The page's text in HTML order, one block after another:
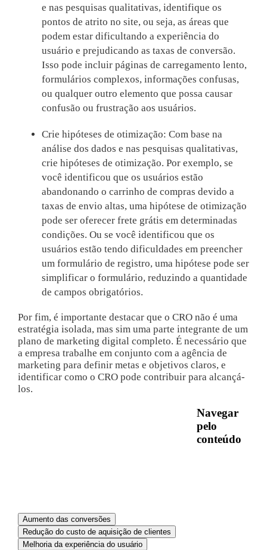
e nas pesquisas qualitativas, identifique os
pontos de atrito no site, ou seja, as áreas que
podem estar dificultando a experiência do
usuário e prejudicando as taxas de conversão.
Isso pode incluir páginas de carregamento lento,
formulários complexos, informações confusas,
ou qualquer outro elemento que possa causar
confusão ou frustração aos usuários.
Crie hipóteses de otimização: Com base na
análise dos dados e nas pesquisas qualitativas,
crie hipóteses de otimização. Por exemplo, se
você identificou que os usuários estão
abandonando o carrinho de compras devido a
taxas de envio altas, uma hipótese de otimização
pode ser oferecer frete grátis em determinadas
condições. Ou se você identificou que os
usuários estão tendo dificuldades em preencher
um formulário de registro, uma hipótese pode ser
simplificar o formulário, reduzindo a quantidade
de campos obrigatórios.
Por fim, é importante destacar que o CRO não é uma
estratégia isolada, mas sim uma parte integrante de um
plano de marketing digital completo. É necessário que
a empresa trabalhe em conjunto com a agência de
marketing para definir metas e objetivos claros, e
identificar como o CRO pode contribuir para alcançá-
los.
Navegar
pelo
conteúdo
Aumento das conversões
Redução do custo de aquisição de clientes
Melhoria da experiência do usuário